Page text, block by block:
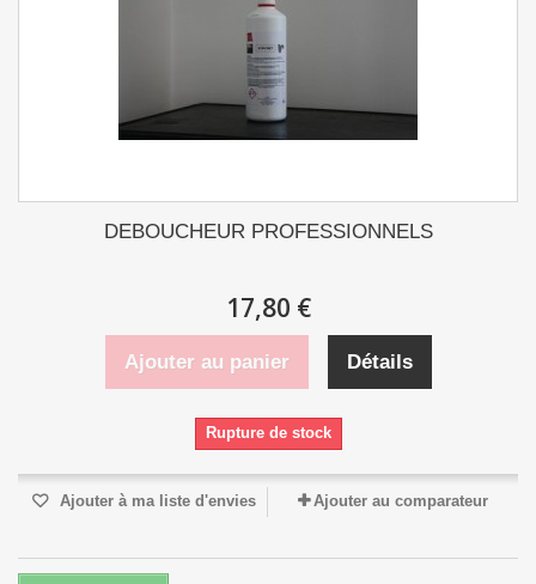
DEBOUCHEUR PROFESSIONNELS
17,80 €
Ajouter au panier Détails
Rupture de stock
Ajouter à ma liste d'envies Ajouter au comparateur